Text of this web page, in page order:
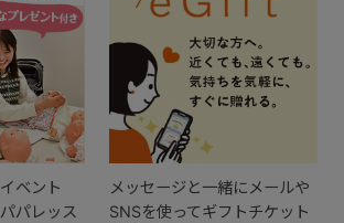
ベント
パレッス
メッセージと一緒にメールや
SNSを使ってギフトチケット